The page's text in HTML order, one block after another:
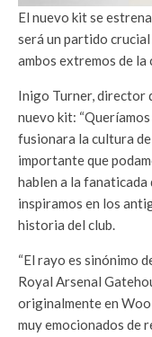
El nuevo kit se
será un partido
ambos extremos de la
Inigo Turner, director
nuevo kit:
fusionara la cultura
importante que
hablen a la fanaticada
inspiramos en los
historia del club.
“El rayo es sinónimo
Royal Arsenal
originalmente en
muy emocionados de